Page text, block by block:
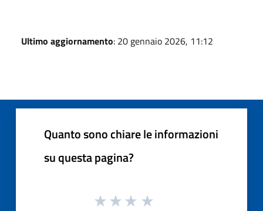
Ultimo aggiornamento: 20 gennaio 2026, 11:12
Quanto sono chiare le informazioni
su questa pagina?